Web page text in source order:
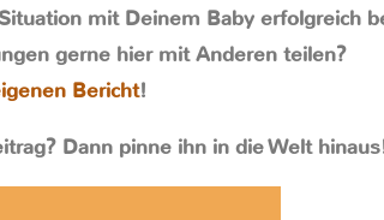
mit Deinem Baby erfolgreich
gerne hier mit Anderen teilen?
Bericht!
Dann pinne ihn in die Welt